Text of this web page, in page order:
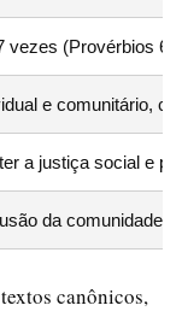
vezes (Provérbios
e comunitário,
a justiça social e
da comunidade
canônicos,